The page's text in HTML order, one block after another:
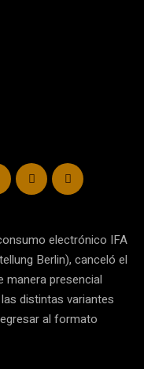
electrónico IFA
Berlin), canceló el
manera presencial
distintas variantes
al formato